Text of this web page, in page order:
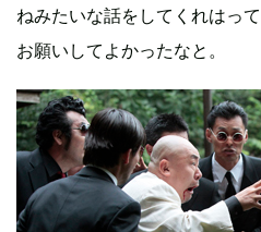
ねみたいな話をしてくれはっ
お願いしてよかったなと。